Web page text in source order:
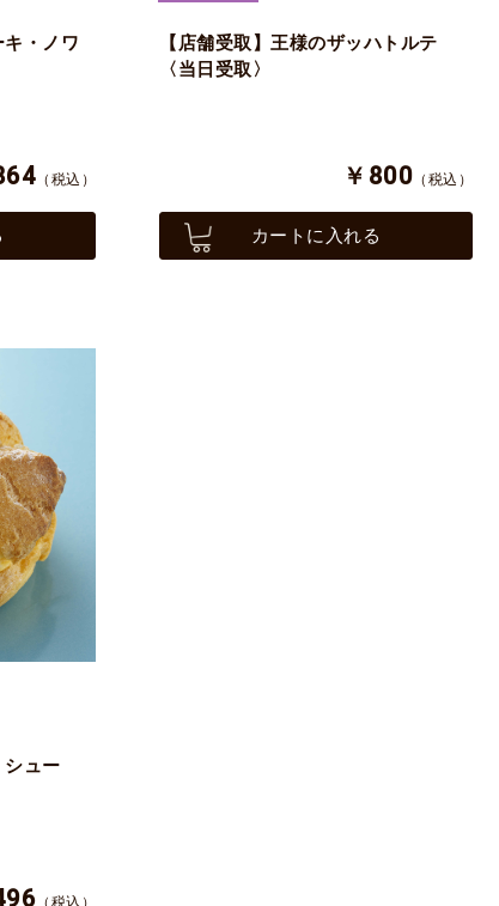
キ・ノワ
（税込）
【店舗受取】王様のザッハトルテ
〈当日受取〉
￥800 （税込）
カートに入れる
シュー
（税込）